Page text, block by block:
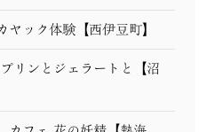
ック体験【西伊豆町】
リンとジェラートと【沼